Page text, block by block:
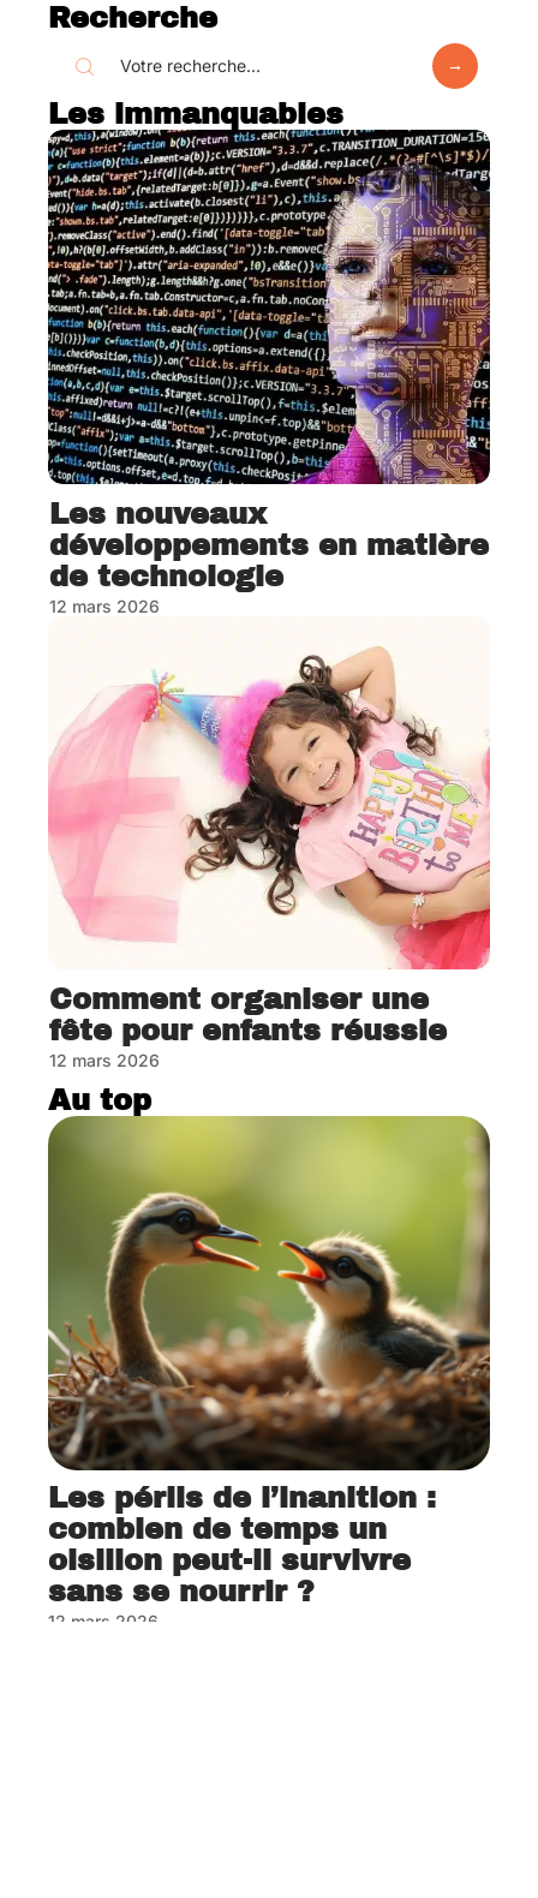
Recherche
Les immanquables
Les nouveaux
développements en matière
de technologie
12 mars 2026
Comment organiser une
fête pour enfants réussie
12 mars 2026
Au top
Les périls de l’inanition :
combien de temps un
oisillon peut-il survivre
sans se nourrir ?
12 mars 2026